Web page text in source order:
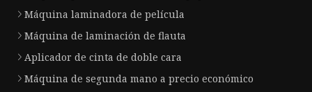
Máquina laminadora de película
Máquina de laminación de flauta
Aplicador de cinta de doble cara
Máquina de segunda mano a precio económico